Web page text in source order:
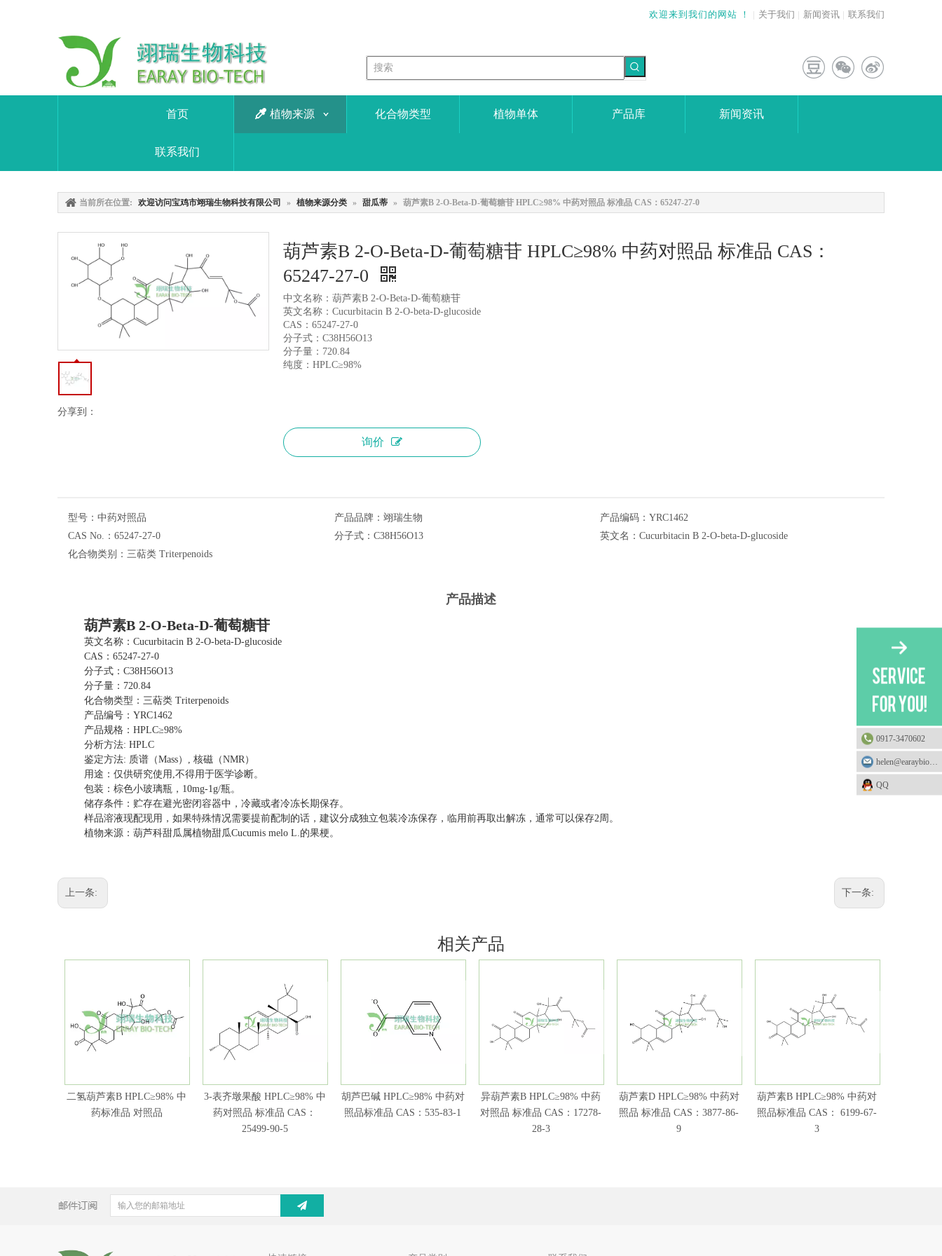
欢迎来到我们的网站 ！ | 关于我们 | 新闻资讯 | 联系我们
首页 植物来源 化合物类型 植物单体 产品库 新闻资讯
联系我们
当前所在位置: 欢迎访问宝鸡市翊瑞生物科技有限公司 » 植物来源分类 » 甜瓜蒂 » 葫芦素B 2-O-Beta-D-葡萄糖苷 HPLC≥98% 中药对照品 标准品 CAS：65247-27-0
分享到：
葫芦素B 2-O-Beta-D-葡萄糖苷 HPLC≥98% 中药对照品 标准品 CAS：
65247-27-0
中文名称：葫芦素B 2-O-Beta-D-葡萄糖苷
英文名称：Cucurbitacin B 2-O-beta-D-glucoside
CAS：65247-27-0
分子式：C38H56O13
分子量：720.84
纯度：HPLC≥98%
询价
型号： 中药对照品 产品品牌： 翊瑞生物 产品编码： YRC1462
CAS No.： 65247-27-0 分子式： C38H56O13 英文名： Cucurbitacin B 2-O-beta-D-glucoside
化合物类别： 三萜类 Triterpenoids
产品描述
葫芦素B 2-O-Beta-D-葡萄糖苷
英文名称： Cucurbitacin B 2-O-beta-D-glucoside
CAS：65247-27-0
分子式： C38H56O13
分子量： 720.84
化合物类型：三萜类 Triterpenoids
产品编号： YRC1462
产品规格： HPLC≥98%
分析方法: HPLC
鉴定方法: 质谱（Mass）, 核磁（NMR）
用途：仅供研究使用 ,不得用于医学诊断。
包装：棕色小玻璃瓶， 10mg-1g/瓶。
储存条件：贮存在避光密闭容器中，冷藏或者冷冻长期保存。
样品溶液现配现用，如果特殊情况需要提前配制的话，建议分成独立包装冷冻保存，临用前再取出解冻，通常可以保存2周。
植物来源：葫芦科甜瓜属植物甜瓜Cucumis melo L.的果梗。
上一条: 下一条:
相关产品
二氢葫芦素B HPLC≥98% 中
药标准品 对照品
3-表齐墩果酸 HPLC≥98% 中
药对照品 标准品 CAS：
25499-90-5
胡芦巴碱 HPLC≥98% 中药对
照品标准品 CAS：535-83-1
异葫芦素B HPLC≥98% 中药
对照品 标准品 CAS：17278-
28-3
葫芦素D HPLC≥98% 中药对
照品 标准品 CAS：3877-86-
9
葫芦素B HPLC≥98% 中药对
照品标准品 CAS： 6199-67-
3
0917-3470602
QQ